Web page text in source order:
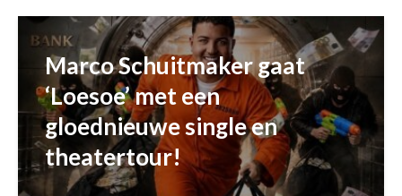
Marco Schuitmaker gaat
‘Loesoe’ met een
gloednieuwe single en
theatertour!